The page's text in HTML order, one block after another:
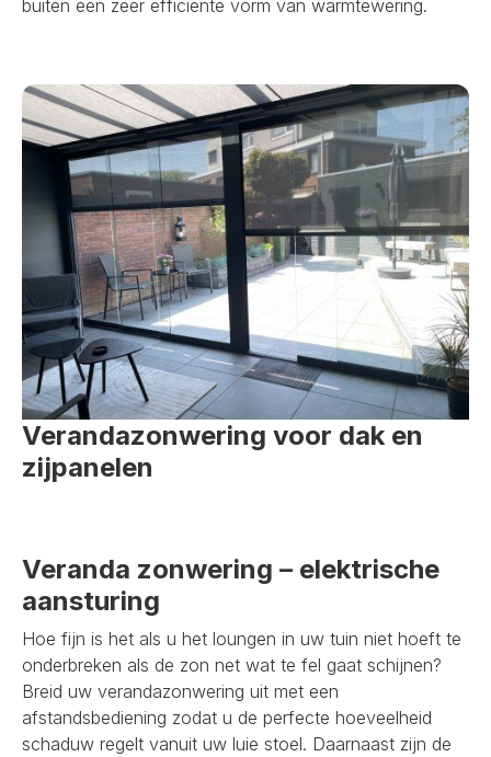
buiten een zeer efficiënte vorm van warmtewering.
Verandazonwering voor dak en
zijpanelen
Veranda zonwering – elektrische
aansturing
Hoe fijn is het als u het loungen in uw tuin niet hoeft te
onderbreken als de zon net wat te fel gaat schijnen?
Breid uw verandazonwering uit met een
afstandsbediening zodat u de perfecte hoeveelheid
schaduw regelt vanuit uw luie stoel. Daarnaast zijn de